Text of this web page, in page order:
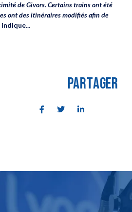
de Givors. Certains trains ont été
ont des itinéraires modifiés afin de
indique...
PARTAGER